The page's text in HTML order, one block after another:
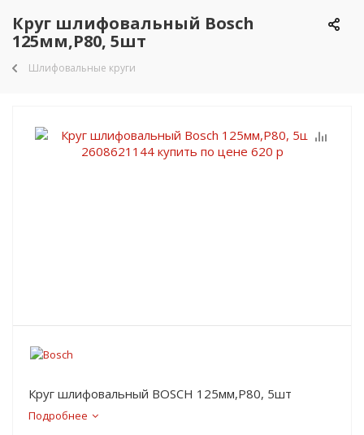
Круг шлифовальный Bosch
125мм,P80, 5шт
Шлифовальные круги
Круг шлифовальный BOSCH 125мм,P80, 5шт
Подробнее